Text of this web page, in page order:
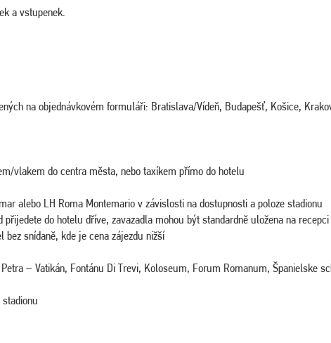
a vstupenek.
na objednávkovém formuláři: Bratislava/Vídeň, Budapešť, Košice,
vlakem do centra města, nebo taxíkem přímo do hotelu
alebo LH Roma Montemario v závislosti na dostupnosti a poloze stadionu
do hotelu dříve, zavazadla mohou být standardně uložena na recepci
bez snídaně, kde je cena zájezdu nižší
– Vatikán, Fontánu Di Trevi, Koloseum, Forum Romanum, Španielske